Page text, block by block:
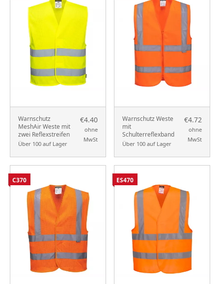
Warnschutz
MeshAir Weste mit
zwei Reflexstreifen
Über 100 auf Lager
€4.40
ohne
MwSt
Warnschutz Weste
mit
Schulterreflexband
Über 100 auf Lager
€4.72
ohne
MwSt
C370 ES470